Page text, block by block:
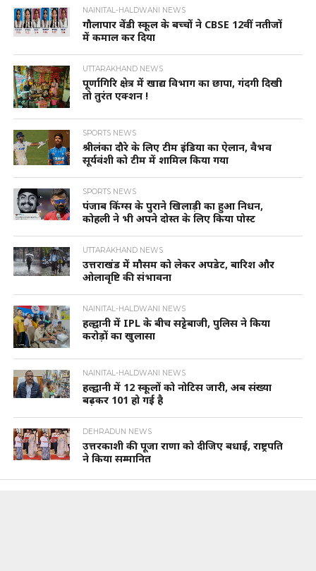
NAINITAL-HALDWANI NEWS
गौलापार वेंडी स्कूल के बच्चों ने CBSE 12वीं नतीजों
में कमाल कर दिया
UTTARAKHAND NEWS
पूर्णागिरि क्षेत्र में खाद्य विभाग का छापा, गंदगी दिखी
तो तुरंत एक्शन !
SPORTS NEWS
श्रीलंका दौरे के लिए टीम इंडिया का ऐलान, वैभव
सूर्यवंशी को टीम में शामिल किया गया
SPORTS NEWS
पंजाब किंग्स के पुराने खिलाड़ी का हुआ निधन,
कोहली ने भी अपने दोस्त के लिए किया पोस्ट
UTTARAKHAND NEWS
उत्तराखंड में मौसम को लेकर अपडेट, बारिश और
ओलावृष्टि की संभावना
NAINITAL-HALDWANI NEWS
हल्द्वानी में IPL के बीच सट्टेबाजी, पुलिस ने किया
करोड़ों का खुलासा
NAINITAL-HALDWANI NEWS
हल्द्वानी में 12 स्कूलों को नोटिस जारी, अब संख्या
बढ़कर 101 हो गई है
DEHRADUN NEWS
उत्तरकाशी की पूजा राणा को दीजिए बधाई, राष्ट्रपति
ने किया सम्मानित